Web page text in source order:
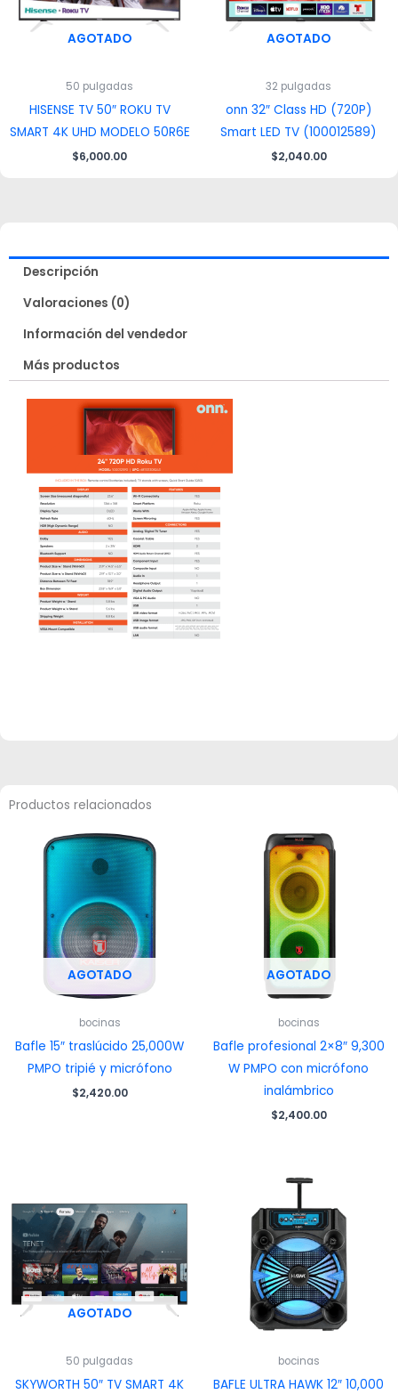
AGOTADO
50 pulgadas
HISENSE TV 50″ ROKU TV
SMART 4K UHD MODELO 50R6E
$6,000.00
AGOTADO
32 pulgadas
onn 32″ Class HD (720P)
Smart LED TV (100012589)
$2,040.00
Descripción
Valoraciones (0)
Información del vendedor
Más productos
Productos relacionados
AGOTADO
bocinas
Bafle 15″ traslúcido 25,000W
PMPO tripié y micrófono
$2,420.00
AGOTADO
bocinas
Bafle profesional 2×8″ 9,300
W PMPO con micrófono
inalámbrico
$2,400.00
AGOTADO
50 pulgadas
SKYWORTH 50″ TV SMART 4K
bocinas
BAFLE ULTRA HAWK 12″ 10,000